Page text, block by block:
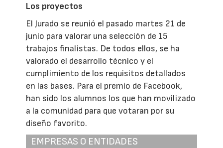
Los proyectos
El Jurado se reunió el pasado martes 21 de
junio para valorar una selección de 15
trabajos finalistas. De todos ellos, se ha
valorado el desarrollo técnico y el
cumplimiento de los requisitos detallados
en las bases. Para el premio de Facebook,
han sido los alumnos los que han movilizado
a la comunidad para que votaran por su
diseño favorito.
EMPRESAS O ENTIDADES